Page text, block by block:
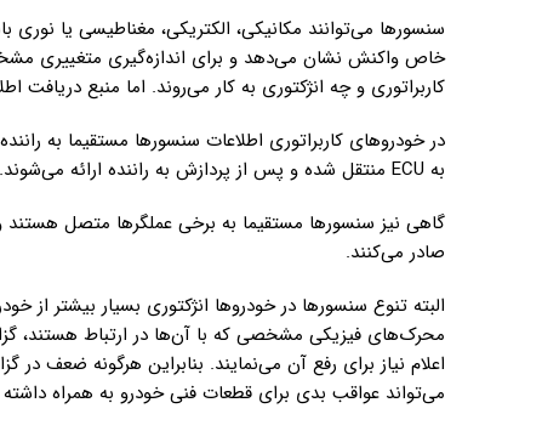
سنسورها می‌توانند مکانیکی، الکتریکی، مغناطیسی یا
خاص واکنش نشان می‌دهد و برای اندازه‌گیری متغییری
کاربراتوری و چه انژکتوری به کار می‌روند. اما منبع دریافت
در خودروهای کاربراتوری اطلاعات سنسورها مستقیما به
به ECU منتقل شده و پس از پردازش به راننده ارائه می‌شوند.
گاهی نیز سنسورها مستقیما به برخی عملگرها متصل هستند
صادر می‌کنند.
البته تنوع سنسورها در خودروها انژکتوری بسیار بیشتر از
محرک‌های فیزیکی مشخصی که با آن‌ها در ارتباط هستند،
اعلام نیاز برای رفع آن می‌نمایند. بنابراین هرگونه ضعف در
می‌تواند عواقب بدی برای قطعات فنی خودرو به همراه